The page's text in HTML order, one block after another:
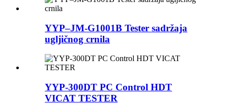
YYP–JM-G1001B Tester sadržaja
ugljičnog crnila
YYP-300DT PC Control HDT
VICAT TESTER